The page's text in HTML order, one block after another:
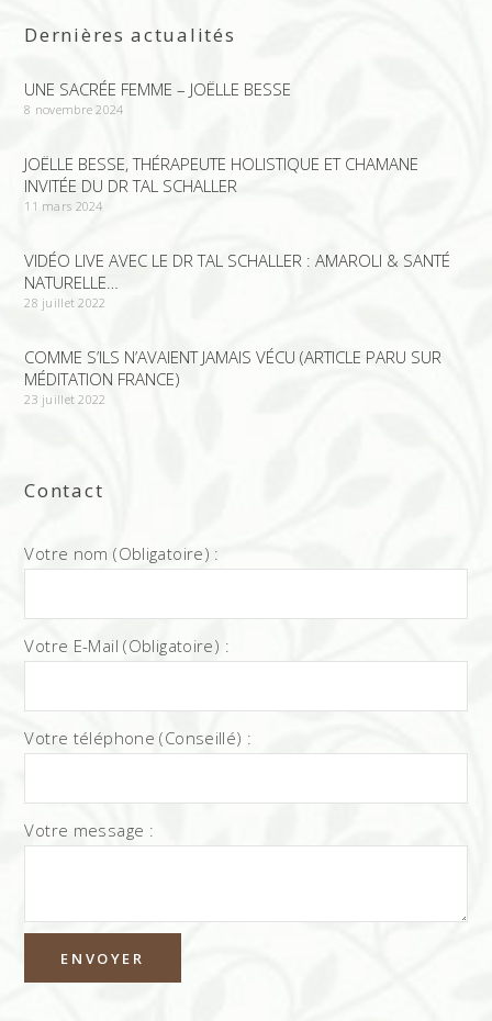
Dernières actualités
UNE SACRÉE FEMME – JOËLLE BESSE
8 novembre 2024
JOËLLE BESSE, THÉRAPEUTE HOLISTIQUE ET CHAMANE
INVITÉE DU DR TAL SCHALLER
11 mars 2024
VIDÉO LIVE AVEC LE DR TAL SCHALLER : AMAROLI & SANTÉ
NATURELLE…
28 juillet 2022
COMME S’ILS N’AVAIENT JAMAIS VÉCU (ARTICLE PARU SUR
MÉDITATION FRANCE)
23 juillet 2022
Contact
Votre nom (Obligatoire) :
Votre E-Mail (Obligatoire) :
Votre téléphone (Conseillé) :
Votre message :